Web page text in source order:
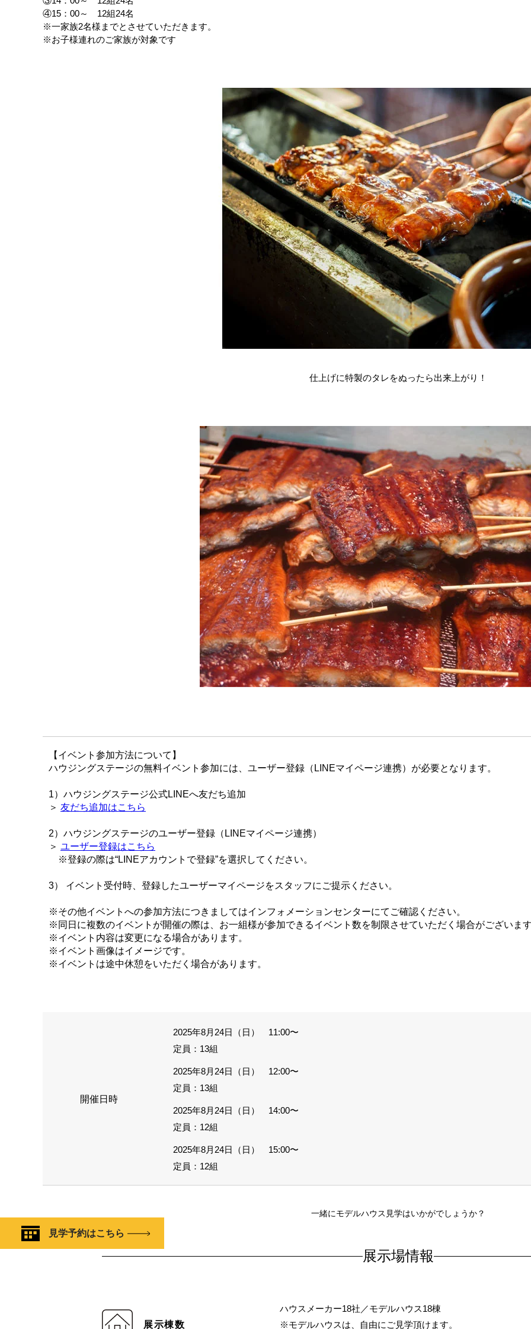
④15：00～ 12組24名
※一家族2名様までとさせていただきます。
※お子様連れのご家族が対象です
仕上げに特製のタレをぬったら出来上がり！
【イベント参加方法について】
ハウジングステージの無料イベント参加には、ユーザー登録（LINEマイページ連携）が必要となります。
1）ハウジングステージ公式LINEへ友だち追加
＞ 友だち追加はこちら
2）ハウジングステージのユーザー登録（LINEマイページ連携）
＞ ユーザー登録はこちら
※登録の際は“LINEアカウントで登録”を選択してください。
3） イベント受付時、登録したユーザーマイページをスタッフにご提示ください。
※その他イベントへの参加方法につきましてはインフォメーションセンターにてご確認ください。
※同日に複数のイベントが開催の際は、お一組様が参加できるイベント数を制限させていただく場合がございま
※イベント内容は変更になる場合があります。
※イベント画像はイメージです。
※イベントは途中休憩をいただく場合があります。
開催日時
2025年8月24日（日） 11:00〜
定員：13組
2025年8月24日（日） 12:00〜
定員：13組
2025年8月24日（日） 14:00〜
定員：12組
2025年8月24日（日） 15:00〜
定員：12組
一緒にモデルハウス見学はいかがでしょうか？
見学予約はこちら
展示場情報
展示棟数
ハウスメーカー18社／モデルハウス18棟
※モデルハウスは、自由にご見学頂けます。